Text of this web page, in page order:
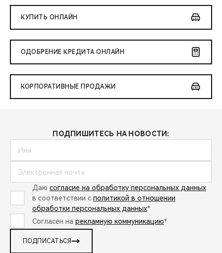
КУПИТЬ ОНЛАЙН
ОДОБРЕНИЕ КРЕДИТА ОНЛАЙН
КОРПОРАТИВНЫЕ ПРОДАЖИ
ПОДПИШИТЕСЬ НА НОВОСТИ:
Даю согласие на обработку персональных данных
в соответствии с политикой в отношении
обработки персональных данных*
Согласен на рекламную коммуникацию*
ПОДПИСАТЬСЯ